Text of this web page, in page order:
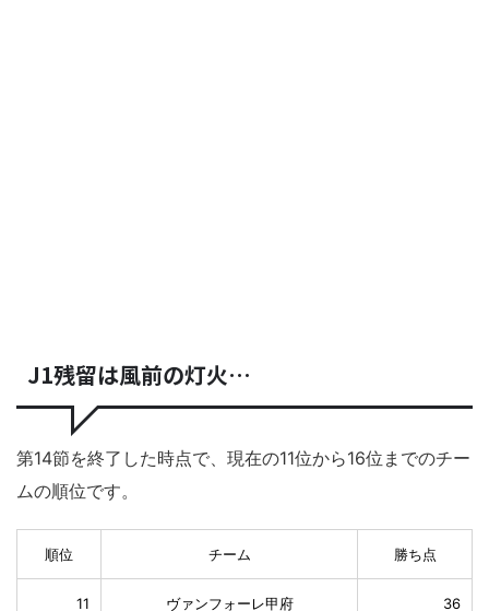
J1残留は風前の灯火…
第14節を終了した時点で、現在の11位から16位までのチー
ムの順位です。
順位 チーム 勝ち点
11 ヴァンフォーレ甲府 36